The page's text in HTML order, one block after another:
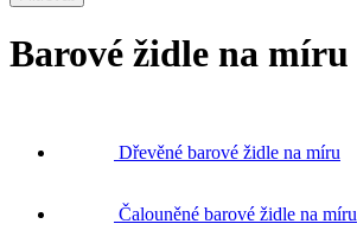
Barové židle na míru
Dřevěné barové židle na míru
Čalouněné barové židle na míru